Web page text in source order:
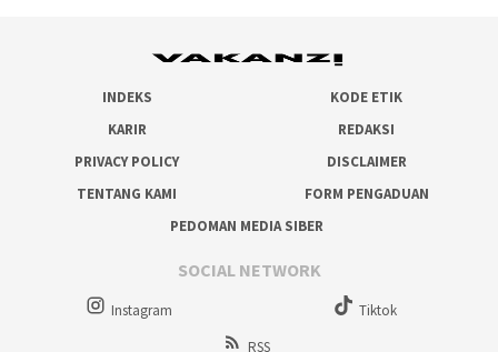
INDEKS
KODE ETIK
KARIR
REDAKSI
PRIVACY POLICY
DISCLAIMER
TENTANG KAMI
FORM PENGADUAN
PEDOMAN MEDIA SIBER
SOCIAL NETWORK
Instagram
Tiktok
RSS